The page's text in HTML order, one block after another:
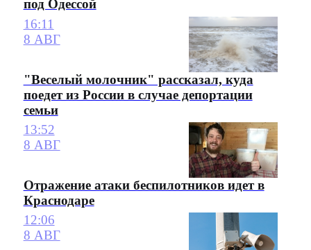
под Одессой
16:11
8 АВГ
"Веселый молочник" рассказал, куда
поедет из России в случае депортации
семьи
13:52
8 АВГ
Отражение атаки беспилотников идет в
Краснодаре
12:06
8 АВГ